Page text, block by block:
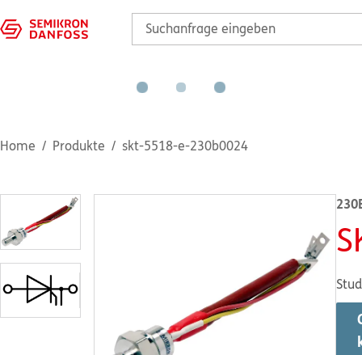
Home Produkte skt-5518-e-230b0024